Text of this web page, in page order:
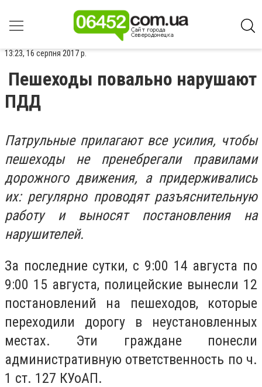
13:23, 16 серпня 2017 р.
Пешеходы повально нарушают
ПДД
Патрульные прилагают все усилия, чтобы
пешеходы не пренебрегали правилами
дорожного движения, а придерживались
их: регулярно проводят разъяснительную
работу и выносят постановления на
нарушителей.
За последние сутки, с 9:00 14 августа по
9:00 15 августа, полицейские вынесли 12
постановлений на пешеходов, которые
переходили дорогу в неустановленных
местах. Эти граждане понесли
административную ответственность по ч.
1 ст. 127 КУоАП.